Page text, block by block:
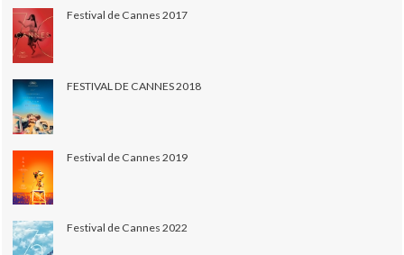
Festival de Cannes 2017
FESTIVAL DE CANNES 2018
Festival de Cannes 2019
Festival de Cannes 2022